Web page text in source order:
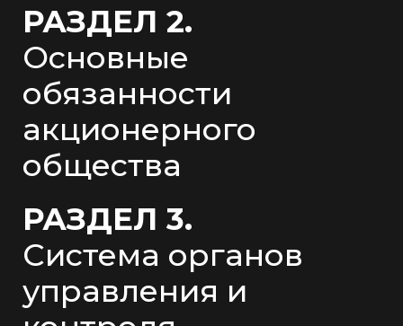
РАЗДЕЛ 2.
Основные
обязанности
акционерного
общества
РАЗДЕЛ 3.
Система органов
управления и